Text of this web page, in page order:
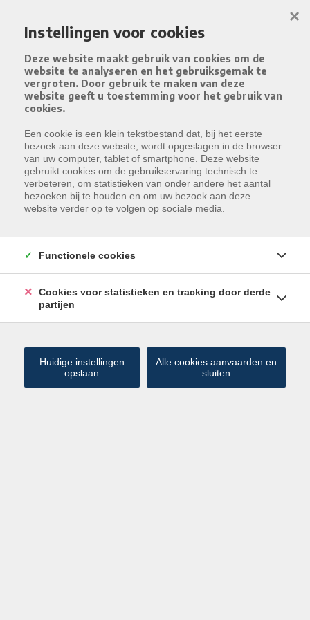
VIND HIER UW IDEALE WOONST
Type
Woning
Gemeente
Selecteer een gemeente
WONINGEN TE HUUR
Resultaten gevonden:1
MEEST RECENTE
Instellingen voor cookies
Deze website maakt gebruik van cookies om de
website te analyseren en het gebruiksgemak te
vergroten. Door gebruik te maken van deze
website geeft u toestemming voor het gebruik van
cookies.
Een cookie is een klein tekstbestand dat, bij het eerste
bezoek aan deze website, wordt opgeslagen in de browser
van uw computer, tablet of smartphone. Deze website
gebruikt cookies om de gebruikservaring technisch te
verbeteren, om statistieken van onder andere het aantal
bezoeken bij te houden en om uw bezoek aan deze
website verder op te volgen op sociale media.
×
Functionele cookies
Cookies voor statistieken en tracking door derde
partijen
Huidige instellingen
opslaan
Alle cookies aanvaarden en
sluiten